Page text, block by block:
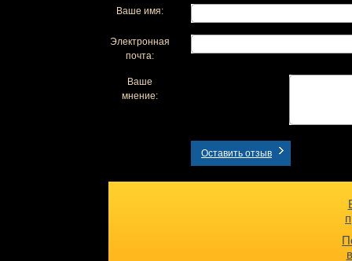
Ваше имя:
Электронная
почта:
Ваше
мнение:
Оставить отзыв